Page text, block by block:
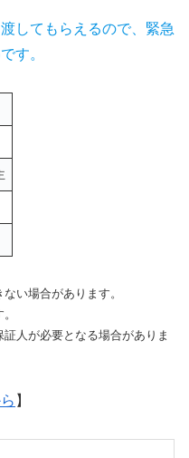
してもらえるので、緊急
す。
い場合があります。
人が必要となる場合がありま
】